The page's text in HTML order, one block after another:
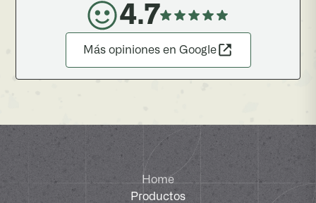
4.7
Más opiniones en Google
Home
Productos